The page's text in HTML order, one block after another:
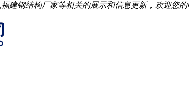
建钢结构厂家等相关的展示和信息更新，欢迎您的